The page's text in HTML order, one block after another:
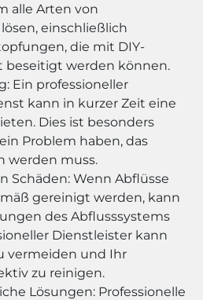
alle Arten von
einschließlich
die mit DIY-
beseitigt werden können.
Ein professioneller
kann in kurzer Zeit eine
Dies ist besonders
Problem haben, das
werden muss.
Schäden: Wenn Abflüsse
gereinigt werden, kann
des Abflusssystems
Dienstleister kann
vermeiden und Ihr
zu reinigen.
Lösungen: Professionelle